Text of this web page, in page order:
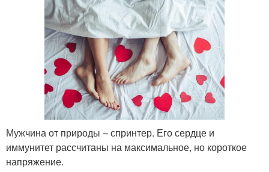
Мужчина от природы – спринтер. Его сердце и
иммунитет рассчитаны на максимальное, но короткое
напряжение.